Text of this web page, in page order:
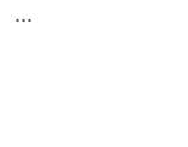
...